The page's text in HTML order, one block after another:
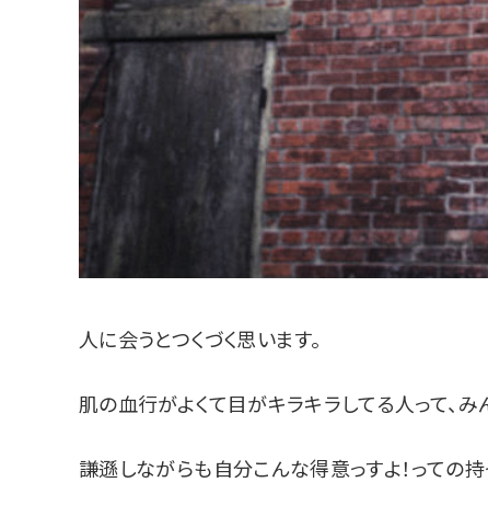
人に会うとつくづく思います。
肌の血行がよくて目がキラキラしてる人って、
謙遜しながらも自分こんな得意っすよ！っての持